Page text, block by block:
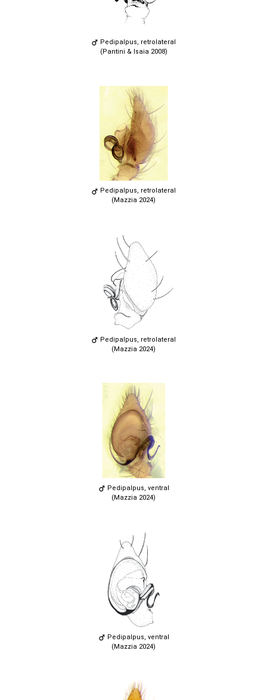
Pedipalpus, retrolateral
(Pantini & Isaia 2008)
Pedipalpus, retrolateral
(Mazzia 2024)
Pedipalpus, retrolateral
(Mazzia 2024)
Pedipalpus, ventral
(Mazzia 2024)
Pedipalpus, ventral
(Mazzia 2024)